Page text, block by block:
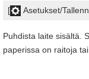
[ Asetukset/
Puhdista laite sisältä.
paperissa on raitoja